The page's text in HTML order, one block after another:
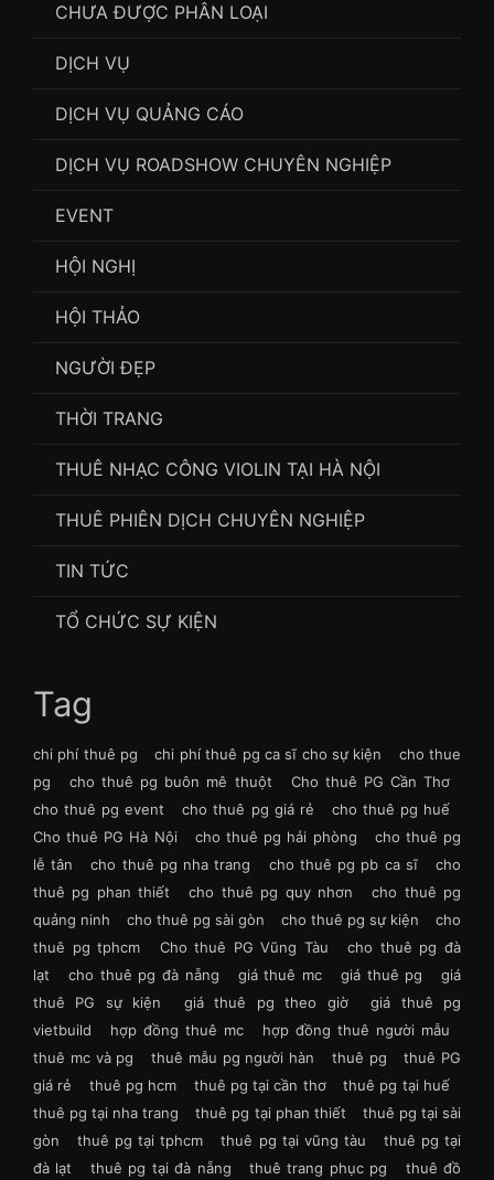
CHƯA ĐƯỢC PHÂN LOẠI
DỊCH VỤ
DỊCH VỤ QUẢNG CÁO
DỊCH VỤ ROADSHOW CHUYÊN NGHIỆP
EVENT
HỘI NGHỊ
HỘI THẢO
NGƯỜI ĐẸP
THỜI TRANG
THUÊ NHẠC CÔNG VIOLIN TẠI HÀ NỘI
THUÊ PHIÊN DỊCH CHUYÊN NGHIỆP
TIN TỨC
TỔ CHỨC SỰ KIỆN
Tag
chi phí thuê pg chi phí thuê pg ca sĩ cho sự kiện
cho thue
pg
cho thuê pg buôn mê thuột
Cho thuê PG Cần Thơ
cho thuê pg event
cho thuê pg giá rẻ
cho thuê pg huế
Cho thuê PG Hà Nội
cho thuê pg hải phòng
cho thuê pg
lễ tân
cho thuê pg nha trang cho thuê pg pb ca sĩ
cho
thuê pg phan thiết
cho thuê pg quy nhơn
cho thuê pg
quảng ninh
cho thuê pg sài gòn cho thuê pg sự kiện
cho
thuê pg tphcm
Cho thuê PG Vũng Tàu
cho thuê pg đà
lạt
cho thuê pg đà nẵng giá thuê mc giá thuê pg
giá
thuê PG sự kiện
giá thuê pg theo giờ
giá thuê pg
vietbuild
hợp đồng thuê mc
hợp đồng thuê người mẫu
thuê mc và pg
thuê mẫu pg người hàn thuê pg
thuê PG
giá rẻ
thuê pg hcm thuê pg tại cần thơ
thuê pg tại huế
thuê pg tại nha trang
thuê pg tại phan thiết
thuê pg tại sài
gòn
thuê pg tại tphcm thuê pg tại vũng tàu
thuê pg tại
đà lạt
thuê pg tại đà nẵng thuê trang phục pg thuê đồ